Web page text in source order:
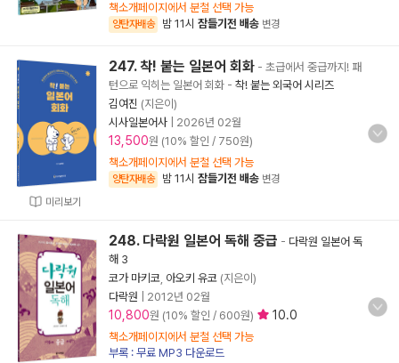
책소개페이지에서 분철 선택 가능
양탄자배송 밤 11시 잠들기전 배송 변경
미리보기
247. 착! 붙는 일본어 회화 - 초급에서 중급까지! 패
턴으로 익히는 일본어 회화 - 착! 붙는 외국어 시리즈
김여진 (지은이)
시사일본어사
2026년 02월
13,500원 (10% 할인 / 750원)
책소개페이지에서 분철 선택 가능
양탄자배송 밤 11시 잠들기전 배송 변경
248. 다락원 일본어 독해 중급 - 다락원 일본어 독
해 3
코가 마키코 아오키 유코 (지은이)
다락원
2012년 02월
10,800원 (10% 할인 / 600원) 10.0
책소개페이지에서 분철 선택 가능
부록 : 무료 MP3 다운로드